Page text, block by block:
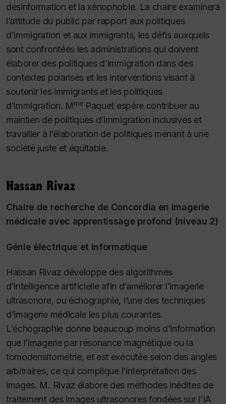
désinformation et la xénophobie. La chaire examinera
l’attitude du public par rapport aux politiques
d’immigration et aux immigrants, les défis auxquels
sont confrontées les administrations qui doivent
élaborer des politiques d’immigration dans des
contextes polarisés et les interventions visant à
soutenir les immigrants et les politiques
d’immigration. Mme Paquet espère contribuer au
maintien de politiques d’immigration inclusives et
travailler à l’élaboration de politiques menant à une
société juste et équitable.
Hassan Rivaz
Chaire de recherche de Concordia en imagerie
médicale avec apprentissage profond (niveau 2)
Génie électrique et informatique
Hassan Rivaz développe des algorithmes
d’intelligence artificielle afin d’améliorer l’imagerie
ultrasonore, ou échographie, l’une des techniques
d’imagerie médicale les plus courantes.
L’échographie donne beaucoup moins d’information
que l’imagerie par résonance magnétique ou la
tomodensitométrie, et est exécutée selon des angles
arbitraires, ce qui complique l’interprétation des
images. M. Rivaz élabore des méthodes inédites de
traitement des images ultrasonores fondées sur l’IA